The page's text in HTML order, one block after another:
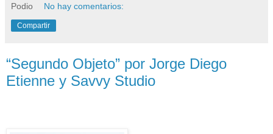
Podio No hay comentarios:
Compartir
“Segundo Objeto” por Jorge Diego
Etienne y Savvy Studio